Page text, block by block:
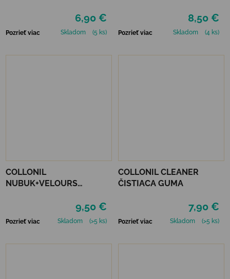
6,90 €
Pozrieť viac Skladom (5 ks)
8,50 €
Pozrieť viac Skladom (4 ks)
COLLONIL
NUBUK+VELOURS
9,50 €
Pozrieť viac Skladom (>5 ks)
COLLONIL CLEANER
ČISTIACA GUMA
7,90 €
Pozrieť viac Skladom (>5 ks)